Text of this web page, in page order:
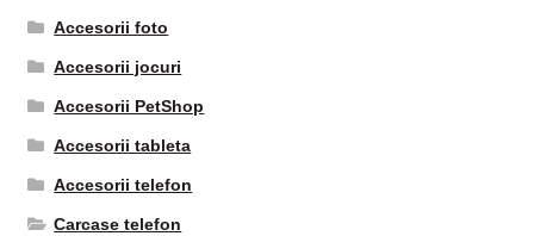
Accesorii foto
Accesorii jocuri
Accesorii PetShop
Accesorii tableta
Accesorii telefon
Carcase telefon